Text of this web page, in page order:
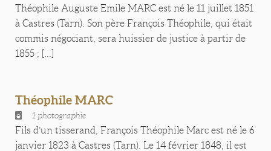
Théophile Auguste Emile MARC est né le 11 juillet 1851
à Castres (Tarn). Son père François Théophile, qui était
commis négociant, sera huissier de justice à partir de
1855 ; [...]
Théophile MARC
1 photographie
Fils d’un tisserand, François Théophile Marc est né le 6
janvier 1823 à Castres (Tarn). Le 14 février 1848, il est